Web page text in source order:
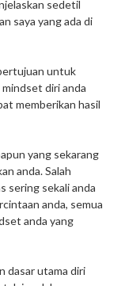
sedetil
saya yang ada di
untuk
diri anda
memberikan hasil
yang sekarang
anda. Salah
sering sekali anda
anda, semua
anda yang
dasar utama diri